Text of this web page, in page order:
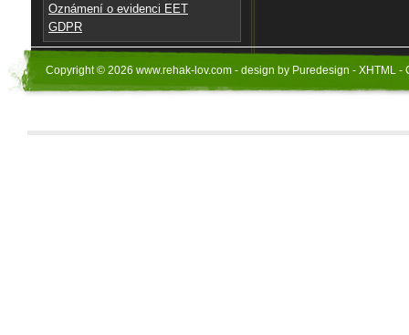
Oznámení o evidenci EET
GDPR
Copyright © 2026 www.rehak-lov.com - design by Puredesign - XHTML -